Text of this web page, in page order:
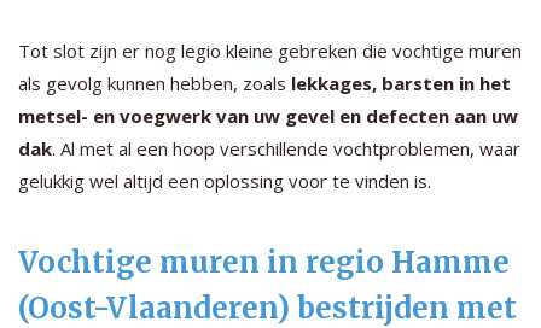
Tot slot zijn er nog legio kleine gebreken die vochtige muren
als gevolg kunnen hebben, zoals lekkages, barsten in het
metsel- en voegwerk van uw gevel en defecten aan uw
dak. Al met al een hoop verschillende vochtproblemen, waar
gelukkig wel altijd een oplossing voor te vinden is.
Vochtige muren in regio Hamme
(Oost-Vlaanderen) bestrijden met